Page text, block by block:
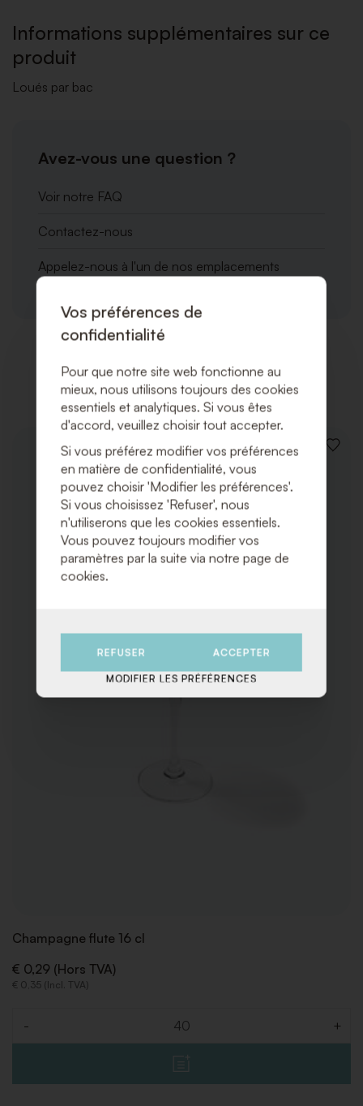
DE
Informations supplémentaires sur ce
produit
Loués par bac
Avez-vous une question ?
Voir notre FAQ
Contactez-nous
Appelez-nous à l'un de nos emplacements
Produits associés
Champagne flute 16 cl
€ 0,29 (Hors TVA)
€ 0,35 (Incl. TVA)
- +
Vos préférences de
confidentialité
Pour que notre site web fonctionne au
mieux, nous utilisons toujours des cookies
essentiels et analytiques. Si vous êtes
d'accord, veuillez choisir tout accepter.
Si vous préférez modifier vos préférences
en matière de confidentialité, vous
pouvez choisir 'Modifier les préférences'.
Si vous choisissez 'Refuser', nous
n'utiliserons que les cookies essentiels.
Vous pouvez toujours modifier vos
paramètres par la suite via notre page de
cookies.
REFUSER ACCEPTER
MODIFIER LES PRÉFÉRENCES